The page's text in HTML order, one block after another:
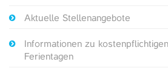
Aktuelle Stellenangebote
Informationen zu
Ferientagen